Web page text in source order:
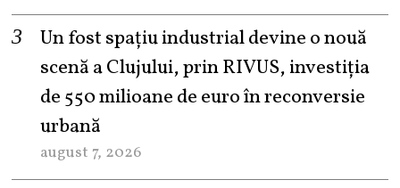
Un fost spațiu industrial devine o nouă
scenă a Clujului, prin RIVUS, investiția
de 550 milioane de euro în reconversie
urbană
august 7, 2026